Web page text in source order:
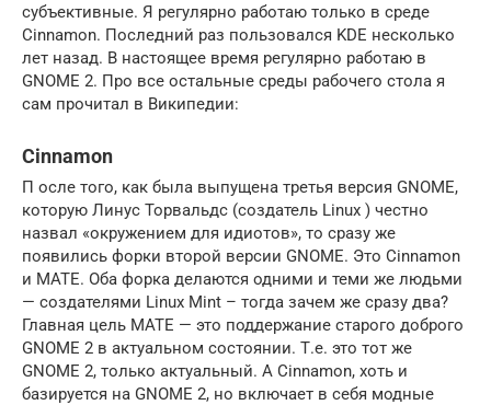
субъективные. Я регулярно работаю только в среде
Cinnamon. Последний раз пользовался KDE несколько
лет назад. В настоящее время регулярно работаю в
GNOME 2. Про все остальные среды рабочего стола я
сам прочитал в Википедии:
Cinnamon
П осле того, как была выпущена третья версия GNOME,
которую Линус Торвальдс (создатель Linux ) честно
назвал «окружением для идиотов», то сразу же
появились форки второй версии GNOME. Это Cinnamon
и MATE. Оба форка делаются одними и теми же людьми
— создателями Linux Mint – тогда зачем же сразу два?
Главная цель MATE — это поддержание старого доброго
GNOME 2 в актуальном состоянии. Т.е. это тот же
GNOME 2, только актуальный. А Cinnamon, хоть и
базируется на GNOME 2, но включает в себя модные